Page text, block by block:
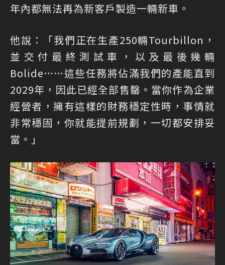
年內都無法再為新客戶製造一輛新車。
他說：「我們正在生產250輛Tourbillon，
並交付最終測試車，以及最後幾輛
Bolide……這些任務將佔滿我們的產能直到
2029年，因此已經全部售罄。當你作為企業
經營者，擁有這樣的財務穩定性時，事情就
非常穩固，你就能提前規劃，一切都安排妥
當。」